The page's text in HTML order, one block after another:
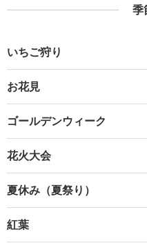
季
いちご狩り
お花見
ゴールデンウィーク
花火大会
夏休み（夏祭り）
紅葉